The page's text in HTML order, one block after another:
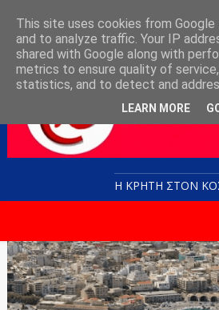
Η ΚΡΗΤΗ ΣΤΟN
This site uses cookies from
and to analyze traffic. Your IP
shared with Google along with
metrics to ensure quality of
statistics, and to detect and
LEARN MORE